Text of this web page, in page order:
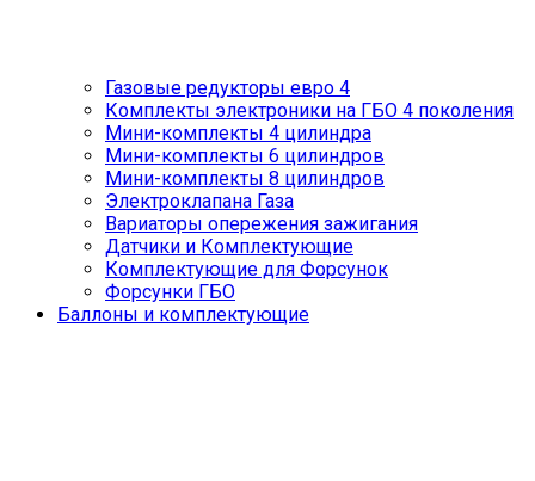
Газовые редукторы евро 4
Комплекты электроники на ГБО 4 поколения
Мини-комплекты 4 цилиндра
Мини-комплекты 6 цилиндров
Мини-комплекты 8 цилиндров
Электроклапана Газа
Вариаторы опережения зажигания
Датчики и Комплектующие
Комплектующие для Форсунок
Форсунки ГБО
Баллоны и комплектующие